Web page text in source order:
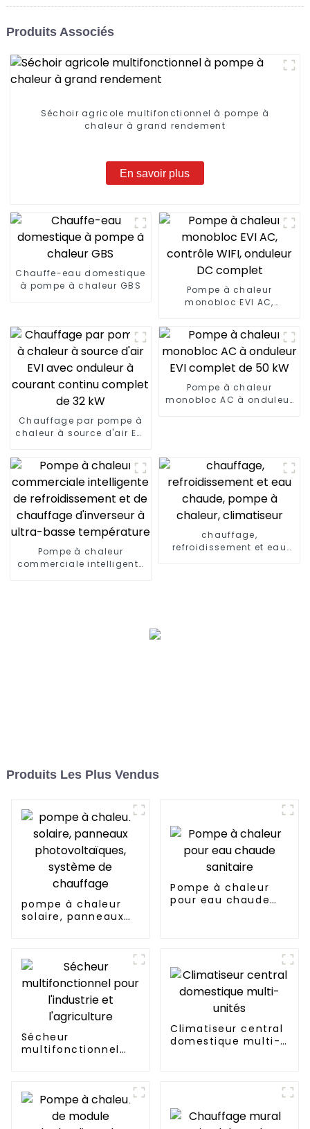
Produits Associés
Séchoir agricole multifonctionnel à pompe à
chaleur à grand rendement
En savoir plus
Chauffe-eau domestique
à pompe à chaleur GBS
Pompe à chaleur
monobloc EVI AC,
DC complet
Chauffage par pompe à
chaleur à source d'air EVI
continu complet de 32
kW
Pompe à chaleur
monobloc AC à onduleur
Pompe à chaleur
commerciale intelligente
chauffage,
refroidissement et eau
Produits Les Plus Vendus
pompe à chaleur
solaire, panneaux
Pompe à chaleur
pour eau chaude
Sécheur
multifonctionnel
Climatiseur central
domestique multi-